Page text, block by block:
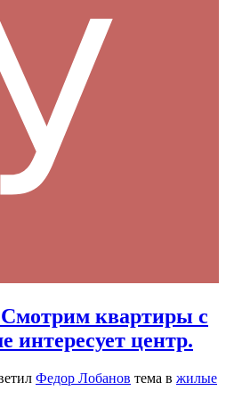
квартиры с
интересует центр.
Федор Лобанов тема в жилые